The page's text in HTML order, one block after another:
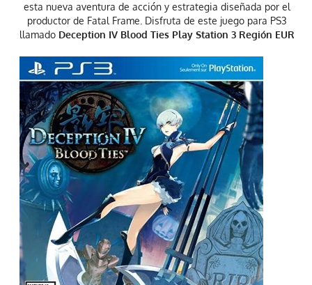
esta nueva aventura de acción y estrategia diseñada por el
productor de Fatal Frame. Disfruta de este juego para PS3
llamadoDeception IV Blood Ties Play Station 3 Región EUR